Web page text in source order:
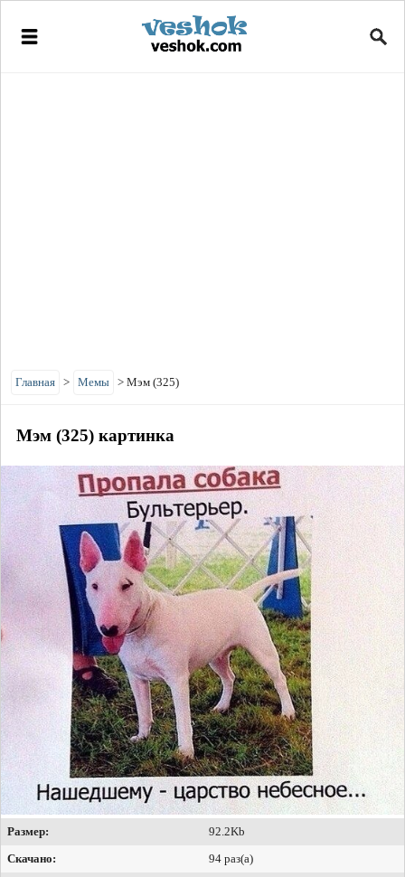
Главная > Мемы > Мэм (325)
Мэм (325) картинка
Размер:
92.2Kb
Скачано:
94 раз(а)